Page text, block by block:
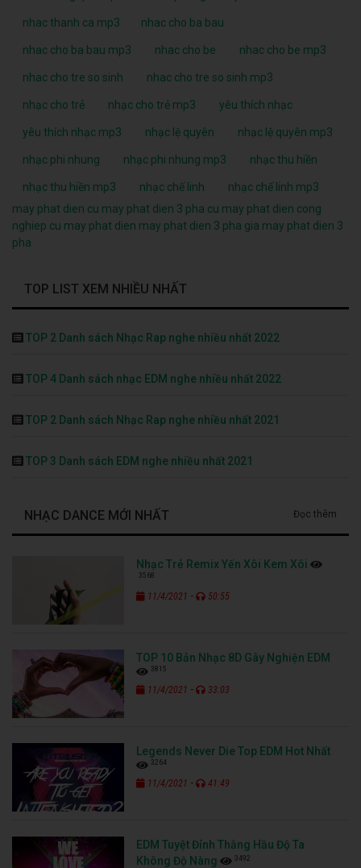
nhac thanh ca mp3 nhac cho ba bau
nhac cho ba bau mp3 nhac cho be nhac cho be mp3
nhac cho tre so sinh nhac cho tre so sinh mp3
nhạc cho trẻ nhạc cho trẻ mp3 yêu thích nhạc
yêu thích nhạc mp3 nhạc lệ quyên nhạc lệ quyên mp3
nhạc phi nhung nhạc phi nhung mp3 nhạc thu hiền
nhạc thu hiền mp3 nhạc chế linh
nhạc chế linh mp3
may phat dien cu may phat dien 3 pha cu may phat dien cong
nghiep cu may phat dien may phat dien 3 pha gia may phat dien 3
pha
TOP LIST XEM NHIỀU NHẤT
TOP 2 Danh sách Nhạc Rap nghe nhiều nhất 2022
TOP 4 Danh sách nhạc EDM nghe nhiều nhất 2022
TOP 2 Danh sách Nhạc Rap nghe nhiều nhất 2021
TOP 3 Danh sách EDM nghe nhiều nhất 2021
NHẠC DANCE MỚI NHẤT Đọc thêm
Nhạc Trẻ Remix Yến Xôi Kem Xôi
3568
11/4/2021 - 50:55
TOP 10 Bản Nhạc 8D Gây Nghiện EDM
3815
11/4/2021 - 33:03
Legends Never Die Top EDM Hot Nhất
3264
11/4/2021 - 41:49
EDM Tuyệt Đỉnh Thằng Hầu Độ Ta
Không Độ Nàng
3492